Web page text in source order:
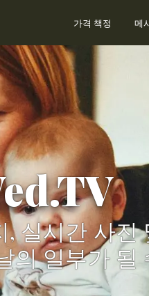
가격 책정 메
실시간 사진
의 일부가 될